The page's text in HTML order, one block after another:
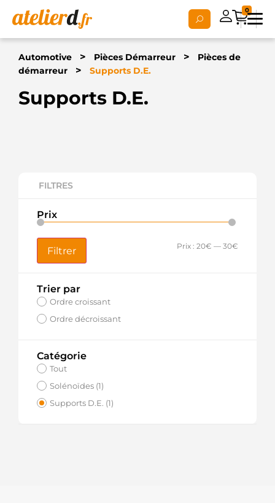
0
Automotive > Pièces Démarreur >
Pièces de
démarreur
> Supports D.E.
Supports D.E.
FILTRES
Prix
Filtrer Prix : 20€ — 30€
Trier par
Ordre croissant
Ordre décroissant
Catégorie
Tout
Solénoïdes (1)
Supports D.E. (1)